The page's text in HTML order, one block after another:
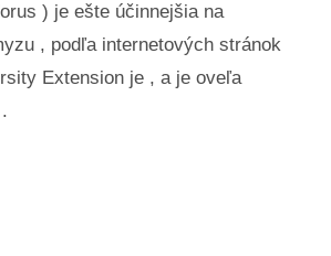
) je ešte účinnejšia na
, podľa internetových stránok
Extension je , a je oveľa